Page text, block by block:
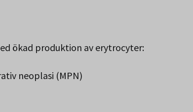
ökad produktion av erytrocyter:
neoplasi (MPN)